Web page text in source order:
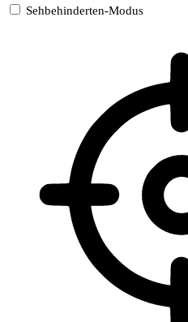
Sehbehinderten-Modus